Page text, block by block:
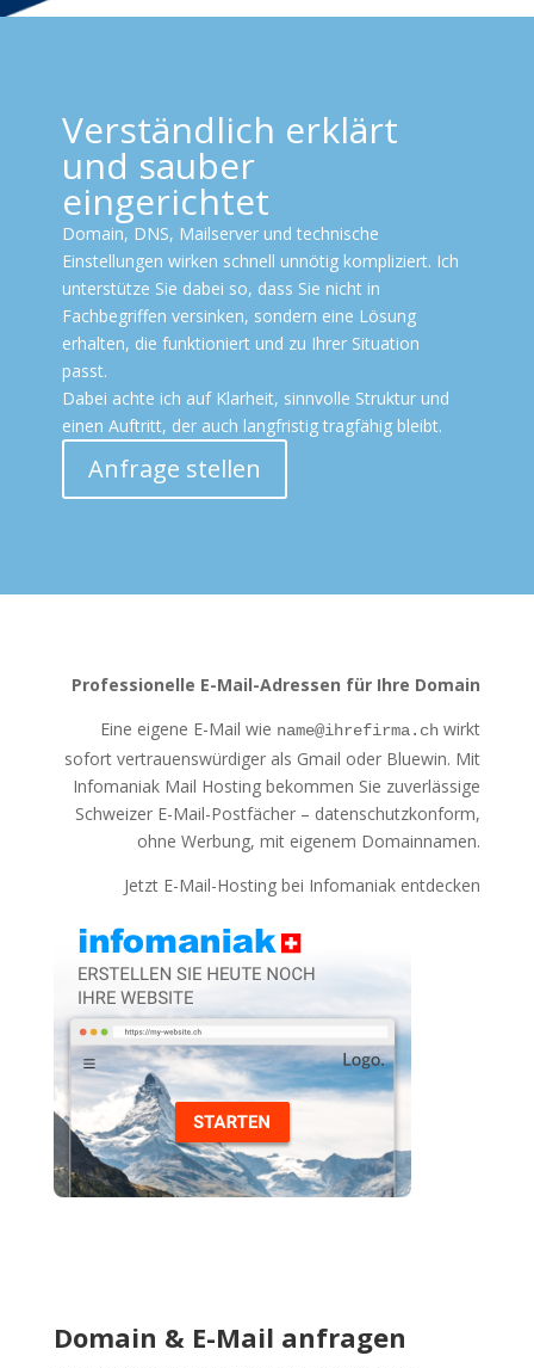
Verständlich erklärt
und sauber
eingerichtet
Domain, DNS, Mailserver und technische
Einstellungen wirken schnell unnötig kompliziert. Ich
unterstütze Sie dabei so, dass Sie nicht in
Fachbegriffen versinken, sondern eine Lösung
erhalten, die funktioniert und zu Ihrer Situation
passt.
Dabei achte ich auf Klarheit, sinnvolle Struktur und
einen Auftritt, der auch langfristig tragfähig bleibt.
Anfrage stellen
Professionelle E-Mail-Adressen für Ihre Domain
Eine eigene E-Mail wie name@ihrefirma.ch wirkt
sofort vertrauenswürdiger als Gmail oder Bluewin. Mit
Infomaniak Mail Hosting bekommen Sie zuverlässige
Schweizer E-Mail-Postfächer – datenschutzkonform,
ohne Werbung, mit eigenem Domainnamen.
Jetzt E-Mail-Hosting bei Infomaniak entdecken
Domain & E-Mail anfragen